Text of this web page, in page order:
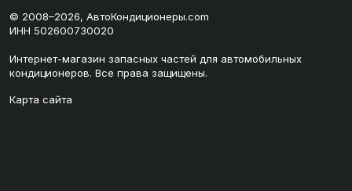
© 2008–2026, АвтоКондиционеры.com
ИНН 502600730020
Интернет-магазин запасных частей для автомобильных
кондиционеров. Все права защищены.
Карта сайта